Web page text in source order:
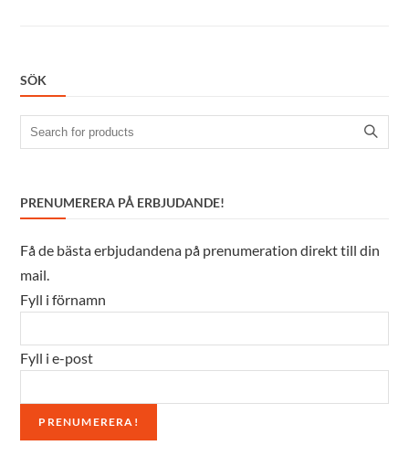
SÖK
Search
for:
PRENUMERERA PÅ ERBJUDANDE!
Få de bästa erbjudandena på prenumeration direkt till din
mail.
Fyll i förnamn
Fyll i e-post